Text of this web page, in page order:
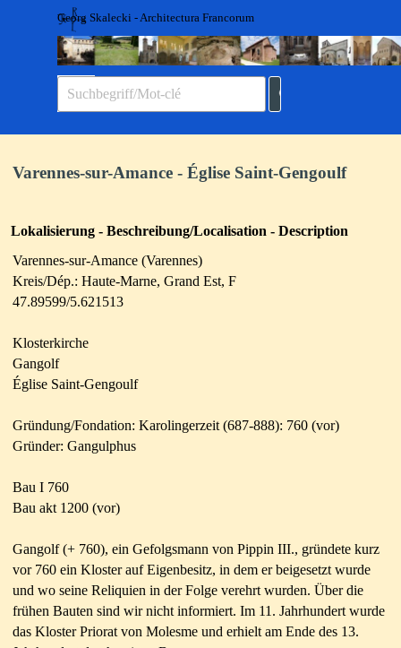
Direkt zum Seiteninhalt
Georg Skalecki - Architectura Francorum
Varennes-sur-Amance - Église Saint-Gengoulf
Lokalisierung - Beschreibung/Localisation - Description
Varennes-sur-Amance (Varennes)
Kreis/Dép.: Haute-Marne, Grand Est, F
47.89599/5.621513
Klosterkirche
Gangolf
Église Saint-Gengoulf
Gründung/Fondation: Karolingerzeit (687-888): 760 (vor)
Gründer: Gangulphus
Bau I 760
Bau akt 1200 (vor)
Gangolf (+ 760), ein Gefolgsmann von Pippin III., gründete kurz
vor 760 ein Kloster auf Eigenbesitz, in dem er beigesetzt wurde
und wo seine Reliquien in der Folge verehrt wurden. Über die
frühen Bauten sind wir nicht informiert. Im 11. Jahrhundert wurde
das Kloster Priorat von Molesme und erhielt am Ende des 13.